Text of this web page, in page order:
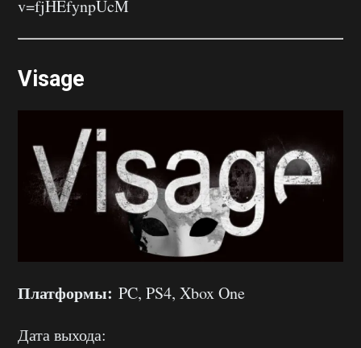
v=fjHEfynpUcM
Visage
Платформы: PC, PS4, Xbox One
Дата выхода: